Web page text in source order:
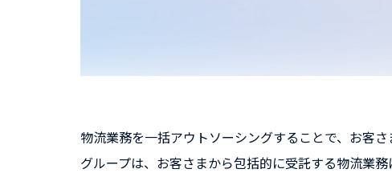
物流業務を一括アウトソーシングすることで、お客
グループは、お客さまから包括的に受託する物流業